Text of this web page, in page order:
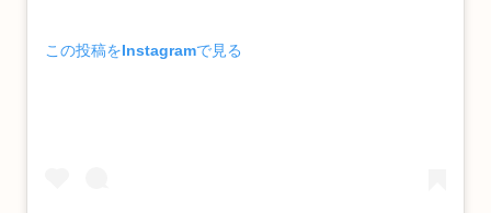
この投稿をInstagramで見る